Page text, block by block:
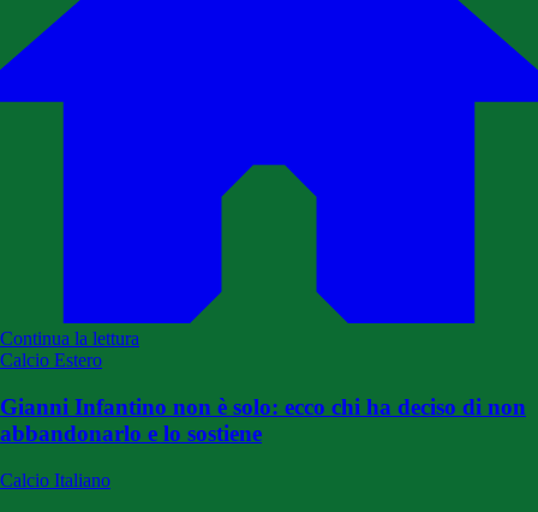
Continua la lettura
Calcio Estero
Gianni Infantino non è solo: ecco chi ha deciso di non
abbandonarlo e lo sostiene
Calcio Italiano